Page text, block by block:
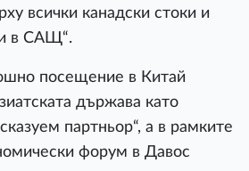
всички канадски стоки и
в САЩ“.
посещение в Китай
държава като
партньор“, а в рамките
форум в Давос